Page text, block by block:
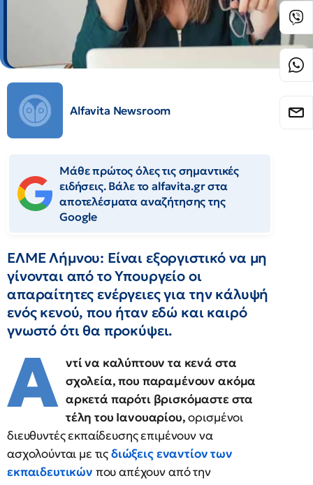
Alfavita Newsroom
Μάθε πρώτος όλες τις σημαντικές
ειδήσεις. Βάλε το alfavita.gr στα
αποτελέσματα αναζήτησης της
Google
ΕΛΜΕ Λήμνου: Είναι εξοργιστικό να μη
γίνονται από το Υπουργείο οι
απαραίτητες ενέργειες για την κάλυψή
ενός κενού, που ήταν εδώ και καιρό
γνωστό ότι θα προκύψει.
Α ντί να καλύπτουν τα κενά στα
σχολεία, που παραμένουν ακόμα
αρκετά παρότι βρισκόμαστε στα
τέλη του Ιανουαρίου,ορισμένοι
διευθυντές εκπαίδευσης επιμένουν να
ασχολούνται με τιςδιώξεις εναντίον των
εκπαιδευτικών που απέχουν από την